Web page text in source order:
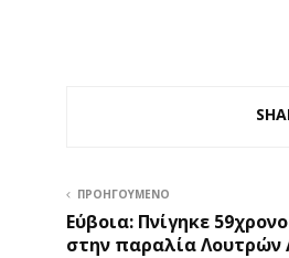
ΠΡΟΗΓΟΎΜΕΝΟ
Εύβοια: Πνίγηκε
στην παραλία Λουτρών